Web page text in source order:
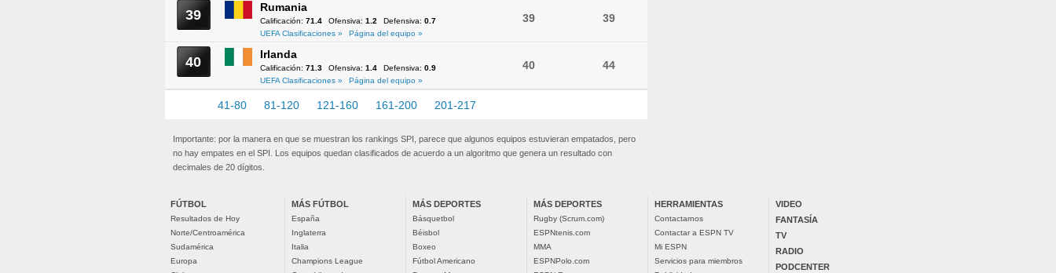
39 Rumania
Calificación: 71.4 Ofensiva: 1.2 Defensiva: 0.7
UEFA Clasificaciones »
Página del equipo »
39 39
40 Irlanda
Calificación: 71.3 Ofensiva: 1.4 Defensiva: 0.9
UEFA Clasificaciones »
Página del equipo »
40 44
41-80 81-120 121-160 161-200 201-217
Importante: por la manera en que se muestran los rankings SPI, parece que algunos equipos estuvieran empatados, pero
no hay empates en el SPI. Los equipos quedan clasificados de acuerdo a un algoritmo que genera un resultado con
decimales de 20 dígitos.
FÚTBOL
Resultados de Hoy
Norte/Centroamérica
Sudamérica
Europa
MÁS FÚTBOL
España
Inglaterra
Italia
Champions League
MÁS DEPORTES
Básquetbol
Béisbol
Boxeo
Fútbol Americano
MÁS DEPORTES
Rugby (Scrum.com)
ESPNtenis.com
MMA
ESPNPolo.com
HERRAMIENTAS
Contactarnos
Contactar a ESPN TV
Mi ESPN
Servicios para miembros
VIDEO
FANTASÍA
TV
RADIO
PODCENTER